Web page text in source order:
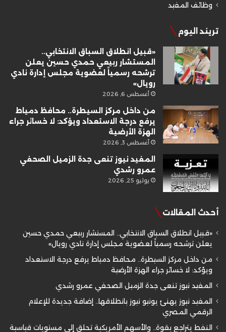
وظائف المفيد
تريند اليوم
«قبيل انطلاق السباق الانتخابي..
المستشار ربيعي حمدي حسين يعلن
ترشحه رسمياً لعضوية مجلس إدارة نادي
رويال»
أغسطس 6, 2026
من داخل مركز السيطرة.. محافظ دمياط
يرفع درجة الاستعداد ويؤكد: لا خسائر جراء
الهزة الأرضية
أغسطس 3, 2026
المفيد نيوز تنعى جدة الزميل الصحفي
عمرو رشدي
يوليو 25, 2026
أحدث المقالات
«قبيل انطلاق السباق الانتخابي.. المستشار ربيعي حمدي حسين
يعلن ترشحه رسمياً لعضوية مجلس إدارة نادي رويال»
من داخل مركز السيطرة.. محافظ دمياط يرفع درجة الاستعداد
ويؤكد: لا خسائر جراء الهزة الأرضية
المفيد نيوز تنعى جدة الزميل الصحفي عمرو رشدي
المفيد نيوز يهنئ يونيو نيوز بانطلاقها.. إضافة جديدة للإعلام
الرقمي المصري
النفط يتراجع بقوة.. والأسهم الأمريكية تحلق إلى مستويات قياسية